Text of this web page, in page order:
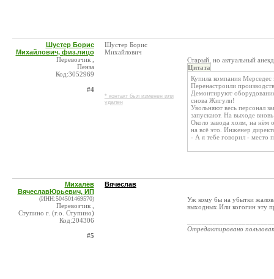
Шустер Борис
Михайлович, физ.лицо
Перевозчик ,
Пенза
Код:3052969
#4
Шустер Борис
Михайлович
* контакт был изменен или
удален
Старый, но актуальный
Цитата
Купила компания
Перенастроили
Демонтируют
снова Жигули!
Увольняют весь персонал
запускают. На выходе
Около завода холм, на нём
на всё это. Инженер
- А я тебе говорил - место
Михалёв
ВячеславЮрьевич, ИП
(ИНН:504501469570)
Перевозчик ,
Ступино г. (г.о. Ступино)
Код:204306
#5
Вячеслав
Уж кому бы на убытки
выходных.Или когогин эту
Отредактировано